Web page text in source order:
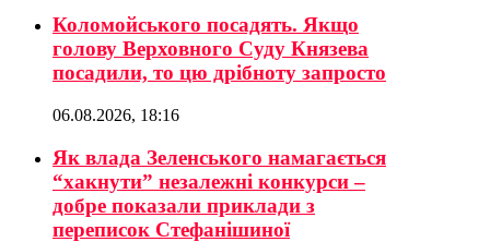
Коломойського посадять. Якщо
голову Верховного Суду Князева
посадили, то цю дрібноту запросто
06.08.2026, 18:16
Як влада Зеленського намагається
“хакнути” незалежні конкурси –
добре показали приклади з
переписок Стефанішиної